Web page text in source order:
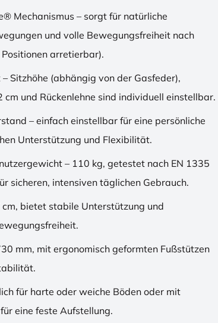
Mechanismus – sorgt für natürliche
und volle Bewegungsfreiheit nach
arretierbar).
Sitzhöhe (abhängig von der Gasfeder),
cm und Rückenlehne sind individuell einstellbar.
– einfach einstellbar für eine persönliche
Unterstützung und Flexibilität.
– 110 kg, getestet nach EN 1335
sicheren, intensiven täglichen Gebrauch.
bietet stabile Unterstützung und
mm, mit ergonomisch geformten Fußstützen
für harte oder weiche Böden oder mit
eine feste Aufstellung.